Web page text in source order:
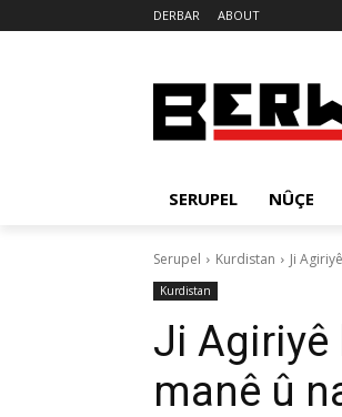
DERBAR ABOUT
SERUPEL NÛÇE
Serupel Kurdistan Ji
Kurdistan
Ji Agiriyê
manê û